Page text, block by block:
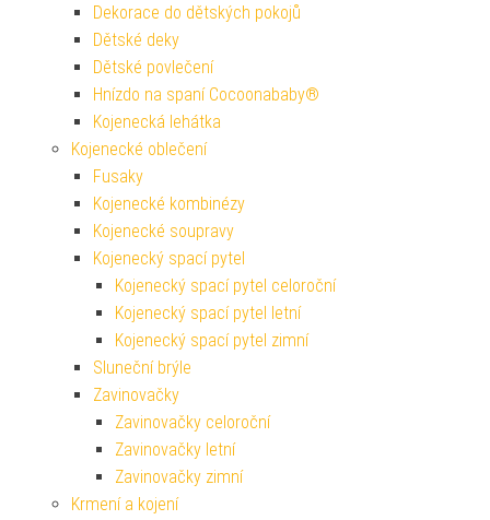
Dekorace do dětských pokojů
Dětské deky
Dětské povlečení
Hnízdo na spaní Cocoonababy®
Kojenecká lehátka
Kojenecké oblečení
Fusaky
Kojenecké kombinézy
Kojenecké soupravy
Kojenecký spací pytel
Kojenecký spací pytel celoroční
Kojenecký spací pytel letní
Kojenecký spací pytel zimní
Sluneční brýle
Zavinovačky
Zavinovačky celoroční
Zavinovačky letní
Zavinovačky zimní
Krmení a kojení